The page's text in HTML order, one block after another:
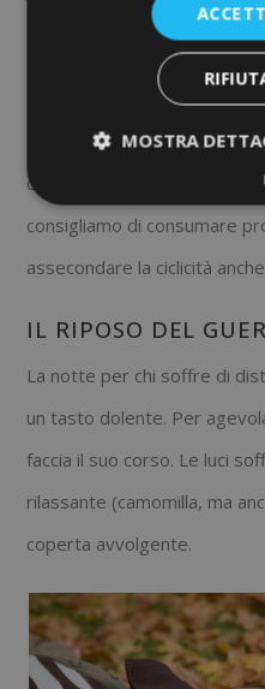
L’AUTUNNO NEL
Tempo di zucca, cavolfiori,
sapori dell’autunno sono
corpo all’arrivo del freddo
consigliamo di consumare
assecondare la ciclicità
IL RIPOSO DEL
La notte per chi soffre di
un tasto dolente. Per
faccia il suo corso. Le luci
rilassante (camomilla, ma
coperta avvolgente.
MOSTRA